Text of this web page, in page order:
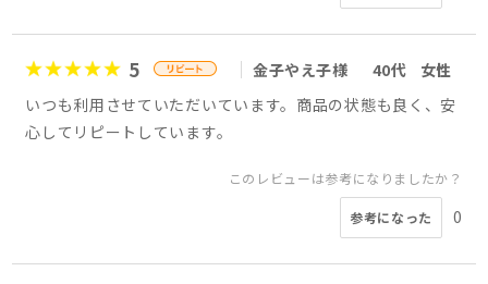
5 金子やえ子様 40代
女性
いつも利用させていただいています。商品の状態も良く、安
心してリピートしています。
このレビューは参考になりましたか？
参考になった 0